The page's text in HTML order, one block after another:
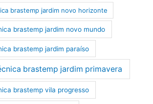
brastemp jardim novo horizonte
brastemp jardim novo mundo
brastemp jardim paraíso
brastemp jardim primavera
brastemp vila progresso